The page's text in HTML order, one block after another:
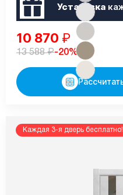
Установка
10 870 ₽
13 588₽-20%
Каждая 3-я дверь бесплатно!